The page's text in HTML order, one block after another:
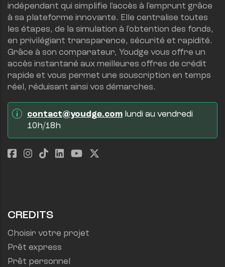
indépendant qui simplifie l'accès à l'emprunt grâce
à sa plateforme innovante. Elle centralise toutes
les étapes, de la simulation à l'obtention des fonds,
en privilégiant transparence, sécurité et rapidité.
Grâce à son comparateur, Youdge vous offre un
accès instantané aux meilleures offres de crédit
rapide et vous permet une souscription en temps
réel, réduisant ainsi vos démarches.
contact@youdge.com lundi au vendredi
10h/18h
CREDITS
Choisir votre projet
Prêt express
Prêt personnel